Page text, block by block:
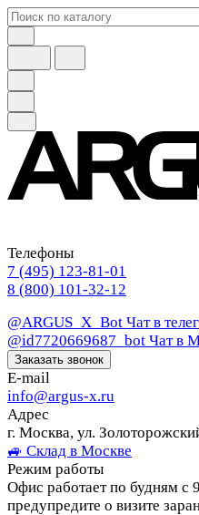
Телефоны
7 (495) 123-81-01
8 (800) 101-32-12
@ARGUS_X_Bot Чат в
@id7720669687_bot Чат в
Заказать звонок
E-mail
info@argus-x.ru
Адрес
г. Москва, ул.
🚙 Склад в Москве
Режим работы
Офис работает по будням с
предупредите о визите